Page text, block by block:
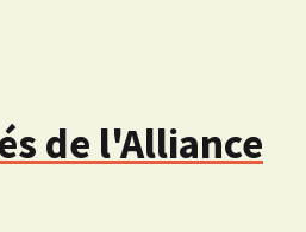
de l'Alliance